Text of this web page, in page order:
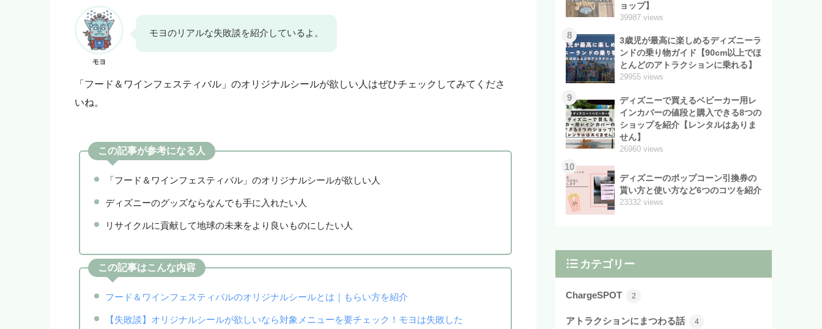
モヨ
モヨのリアルな失敗談を紹介しているよ。
「フード＆ワインフェスティバル」のオリジナルシールが欲しい人はぜひチェックしてみてくださ
いね。
この記事が参考になる人
「フード＆ワインフェスティバル」のオリジナルシールが欲しい人
ディズニーのグッズならなんでも手に入れたい人
リサイクルに貢献して地球の未来をより良いものにしたい人
この記事はこんな内容
フード＆ワインフェスティバルのオリジナルシールとは｜もらい方を紹介
【失敗談】オリジナルシールが欲しいなら対象メニューを要チェック！モヨは失敗した
ョップ】
39987 views
8
3歳児が最高に楽しめるディズニーラ
ンドの乗り物ガイド【90cm以上でほ
とんどのアトラクションに乗れる】
29955 views
9
ディズニーで買えるベビーカー用レ
インカバーの値段と購入できる8つの
ショップを紹介【レンタルはありま
せん】
26960 views
10
ディズニーのポップコーン引換券の
貰い方と使い方など6つのコツを紹介
23332 views
カテゴリー
ChargeSPOT 2
アトラクションにまつわる話 4